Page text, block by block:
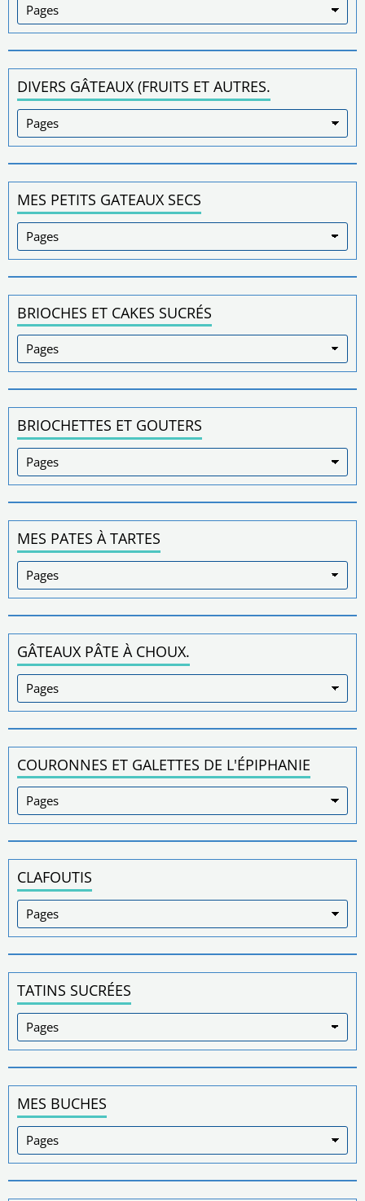
DIVERS GÂTEAUX (FRUITS ET AUTRES.
MES PETITS GATEAUX SECS
BRIOCHES ET CAKES SUCRÉS
BRIOCHETTES ET GOUTERS
MES PATES À TARTES
GÂTEAUX PÂTE À CHOUX.
COURONNES ET GALETTES DE L'ÉPIPHANIE
CLAFOUTIS
TATINS SUCRÉES
MES BUCHES